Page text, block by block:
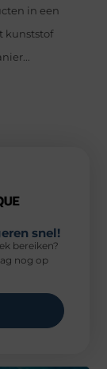
in een
kunststof
snel!
bereiken?
nog op